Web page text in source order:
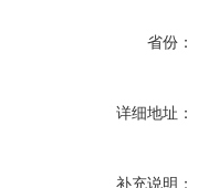
省份：
详细地址：
补充说明：